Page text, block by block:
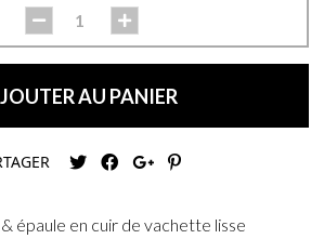
AU PANIER
épaule en cuir de vachette lisse